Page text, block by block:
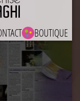
BOUTIQUE